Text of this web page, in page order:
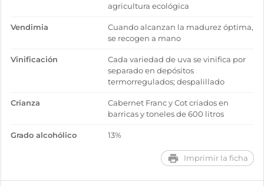
agricultura ecológica
Vendimia
Cuando alcanzan la madurez óptima,
se recogen a mano
Vinificación
Cada variedad de uva se vinifica por
separado en depósitos
termorregulados; despalillado
Crianza
Cabernet Franc y Cot criados en
barricas y toneles de 600 litros
Grado alcohólico 13%
Imprimir la ficha